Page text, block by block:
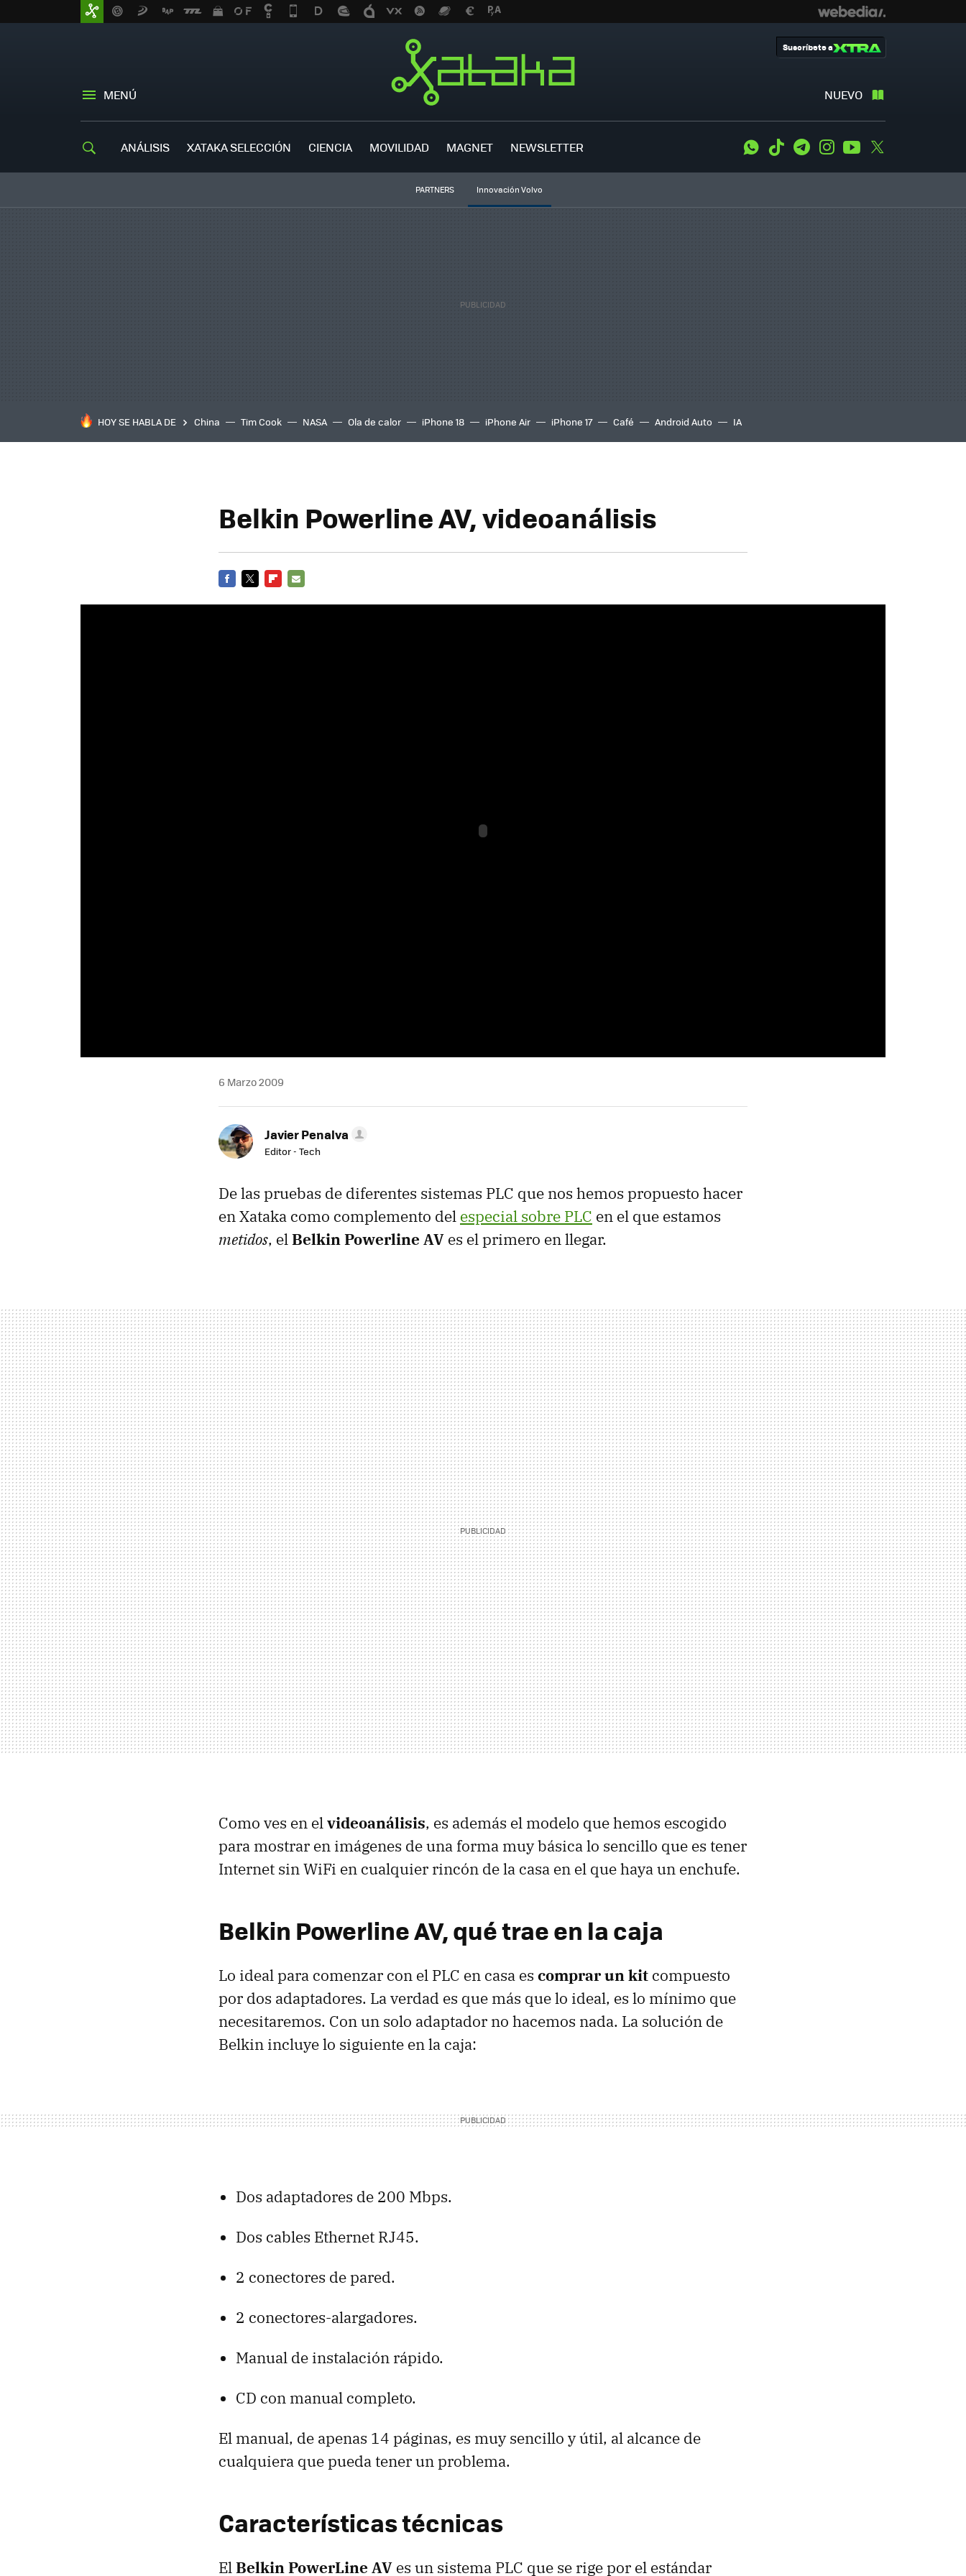
MENÚ NUEVO
Suscríbete a
ANÁLISIS XATAKA SELECCIÓN CIENCIA MOVILIDAD MAGNET NEWSLETTER WhatsApp
Tiktok TelegramInstagramYoutube
PARTNERS Innovación Volvo
HOY SE HABLA DE China Tim Cook NASA Ola de calor iPhone 18 iPhone Air iPhone 17 Café Android Auto IA
Belkin Powerline AV, videoanálisis
6 Marzo 2009
Javier Penalva
Editor - Tech
De las pruebas de diferentes sistemas PLC que nos hemos propuesto hacer
en Xataka como complemento del especial sobre PLC en el que estamos
metidos, elBelkin Powerline AV es el primero en llegar.
Como ves en elvideoanálisis, es además el modelo que hemos escogido
para mostrar en imágenes de una forma muy básica lo sencillo que es tener
Internet sin WiFi en cualquier rincón de la casa en el que haya un enchufe.
Belkin Powerline AV, qué trae en la caja
Lo ideal para comenzar con el PLC en casa es comprar un kit compuesto
por dos adaptadores. La verdad es que más que lo ideal, es lo mínimo que
necesitaremos. Con un solo adaptador no hacemos nada. La solución de
Belkin incluye lo siguiente en la caja:
Dos adaptadores de 200 Mbps.
Dos cables Ethernet RJ45.
2 conectores de pared.
2 conectores-alargadores.
Manual de instalación rápido.
CD con manual completo.
El manual, de apenas 14 páginas, es muy sencillo y útil, al alcance de
cualquiera que pueda tener un problema.
Características técnicas
ElBelkin PowerLine AV es un sistema PLC que se rige por el estándar